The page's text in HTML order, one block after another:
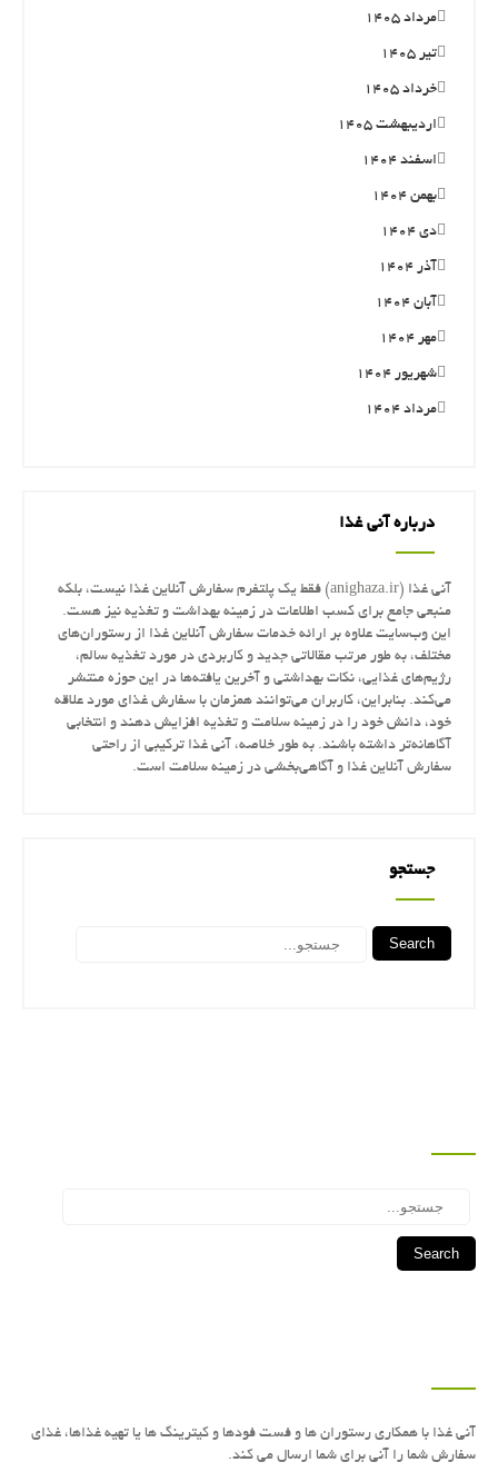
مرداد ۱۴۰۵
تیر ۱۴۰۵
خرداد ۱۴۰۵
اردیبهشت ۱۴۰۵
اسفند ۱۴۰۴
بهمن ۱۴۰۴
دی ۱۴۰۴
آذر ۱۴۰۴
آبان ۱۴۰۴
مهر ۱۴۰۴
شهریور ۱۴۰۴
مرداد ۱۴۰۴
درباره آنی غذا
آنی غذا (anighaza.ir) فقط یک پلتفرم سفارش آنلاین غذا نیست، بلکه
منبعی جامع برای کسب اطلاعات در زمینه بهداشت و تغذیه نیز هست.
این وب‌سایت علاوه بر ارائه خدمات سفارش آنلاین غذا از رستوران‌های
مختلف، به طور مرتب مقالاتی جدید و کاربردی در مورد تغذیه سالم،
رژیم‌های غذایی، نکات بهداشتی و آخرین یافته‌ها در این حوزه منتشر
می‌کند. بنابراین، کاربران می‌توانند همزمان با سفارش غذای مورد علاقه
خود، دانش خود را در زمینه سلامت و تغذیه افزایش دهند و انتخابی
آگاهانه‌تر داشته باشند. به طور خلاصه، آنی غذا ترکیبی از راحتی
سفارش آنلاین غذا و آگاهی‌بخشی در زمینه سلامت است.
جستجو
Search
آنی غذا با همكاری رستوران ها و فست فودها و كیترینگ ها یا تهیه غذاها، غذای
سفارش شما را آنی برای شما ارسال می كند.